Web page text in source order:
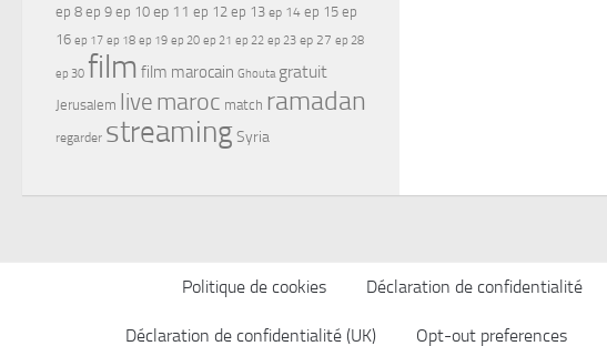
ep 8 ep 9 ep 10 ep 11 ep 12 ep 13 ep 14 ep 15 ep
16 ep 17 ep 18 ep 19 ep 20 ep 21 ep 22 ep 23 ep 27 ep 28
ep 30 film film marocain Ghouta gratuit
Jerusalem live maroc match ramadan
regarder streamingSyria
Politique de cookies Déclaration de confidentialité
Déclaration de confidentialité (UK) Opt-out preferences